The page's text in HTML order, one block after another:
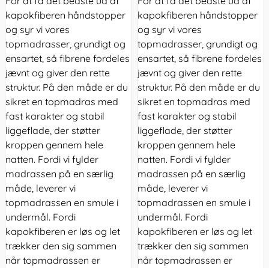
kapokfiberen håndstopper
og syr vi vores
topmadrasser, grundigt og
ensartet, så fibrene fordeles
jævnt og giver den rette
struktur. På den måde er du
sikret en topmadras med
fast karakter og stabil
liggeflade, der støtter
kroppen gennem hele
natten. Fordi vi fylder
madrassen på en særlig
måde, leverer vi
topmadrassen en smule i
undermål. Fordi
kapokfiberen er løs og let
trækker den sig sammen
når topmadrassen er
kapokfiberen håndstopper
og syr vi vores
topmadrasser, grundigt og
ensartet, så fibrene fordeles
jævnt og giver den rette
struktur. På den måde er du
sikret en topmadras med
fast karakter og stabil
liggeflade, der støtter
kroppen gennem hele
natten. Fordi vi fylder
madrassen på en særlig
måde, leverer vi
topmadrassen en smule i
undermål. Fordi
kapokfiberen er løs og let
trækker den sig sammen
når topmadrassen er